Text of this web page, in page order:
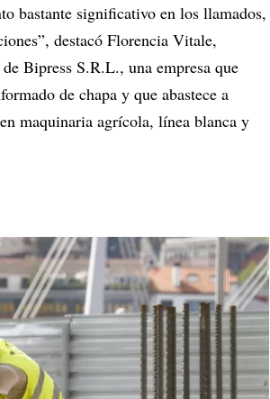
bastante significativo en los llamados,
destacó Florencia Vitale,
Bipress S.R.L., una empresa que
de chapa y que abastece a
maquinaria agrícola, línea blanca y